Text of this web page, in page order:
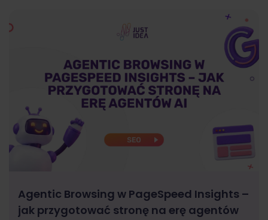
Agentic Browsing w PageSpeed Insights –
jak przygotować stronę na erę agentów